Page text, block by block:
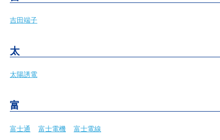
吉田端子
太
太陽誘電
富
富士通 富士電機 富士電線